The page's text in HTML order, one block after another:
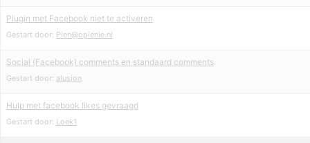
Plugin met Facebook niet te activeren
Gestart door: Pien@opienie.nl
Social (Facebook) comments en standaard comments
Gestart door: alusion
Hulp met facebook likes gevraagd
Gestart door: Loek1